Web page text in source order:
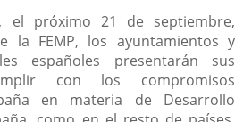
el próximo 21 de septiembre,
la FEMP, los ayuntamientos y
españoles presentarán sus
con los compromisos
en materia de Desarrollo